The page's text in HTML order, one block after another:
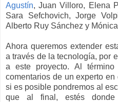
Agustín, Juan Villoro, Elena
Sara Sefchovich, Jorge
Alberto Ruy Sánchez y
Ahora queremos extender
a través de la tecnología, por
a este proyecto. Al
comentarios de un experto
si es posible pondremos al
que al final, estés